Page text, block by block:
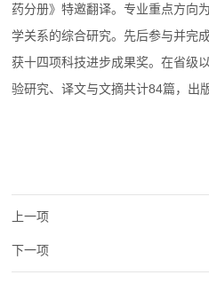
药分册》特邀翻译。专业重点方向
学关系的综合研究。先后参与并完
获十四项科技进步成果奖。在省级
验研究、译文与文摘共计84篇，出
上一项
下一项